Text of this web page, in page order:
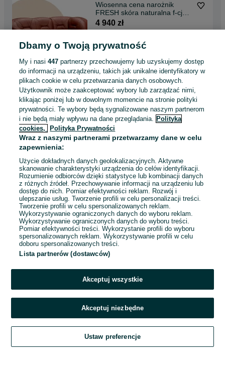
Wiosenna cena narożnik
FRESH skóra naturalna f-cja
spania producent
4 940 zł
Warszawa, Mokotów
02 sierpnia 2026
Promocja Sofa kanapa SOFIA
angielski prowansalski styl
3 850 zł
Gniewkowo
02 sierpnia 2026
1 ... 5 ... 16
Zadzwoń / SMS
Szukaj Obserwujesz Dodaj Czat Konto
Dbamy o Twoją prywatność
My i nasi447 partnerzy przechowujemy lub uzyskujemy dostęp
do informacji na urządzeniu, takich jak unikalne identyfikatory w
plikach cookie w celu przetwarzania danych osobowych.
Użytkownik może zaakceptować wybory lub zarządzać nimi,
klikając poniżej lub w dowolnym momencie na stronie polityki
prywatności. Te wybory będą sygnalizowane naszym partnerom
i nie będą miały wpływu na dane przeglądania. Polityka
cookies,
Polityka Prywatności
Wraz z naszymi partnerami przetwarzamy dane w celu
zapewnienia:
Użycie dokładnych danych geolokalizacyjnych. Aktywne
skanowanie charakterystyki urządzenia do celów identyfikacji.
Rozumienie odbiorców dzięki statystyce lub kombinacji danych
z różnych źródeł. Przechowywanie informacji na urządzeniu lub
dostęp do nich. Pomiar efektywności reklam. Rozwój i
ulepszanie usług. Tworzenie profili w celu personalizacji treści.
Tworzenie profili w celu spersonalizowanych reklam.
Wykorzystywanie ograniczonych danych do wyboru reklam.
Wykorzystywanie ograniczonych danych do wyboru treści.
Pomiar efektywności treści. Wykorzystanie profili do wyboru
spersonalizowanych reklam. Wykorzystywanie profili w celu
doboru spersonalizowanych treści.
Lista partnerów (dostawców)
Akceptuj wszystkie
Akceptuj niezbędne
Ustaw preferencje